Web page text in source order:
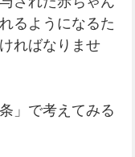
るようになるた
ればなりませ
」で考えてみる